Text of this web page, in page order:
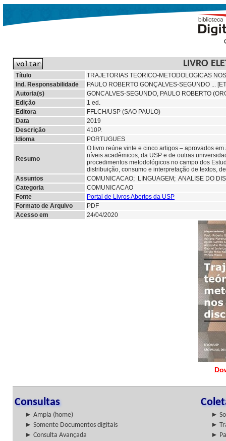
LIVRO
Título
TRAJETORIAS TEORICO-METODOLOGICAS
Ind. Responsabilidade
PAULO ROBERTO GONÇALVES-SEGUNDO ...
Autoria(s)
GONCALVES-SEGUNDO, PAULO ROBERTO
Edição
1 ed.
Editora
FFLCH/USP (SAO PAULO)
Data
2019
Descrição
410P.
Idioma
PORTUGUES
Resumo
O livro reúne vinte e cinco artigos – aprovados
níveis acadêmicos, da USP e de outras
procedimentos metodológicos no campo dos
distribuição, consumo e interpretação de textos,
Assuntos
COMUNICACAO; LINGUAGEM; ANALISE DO
Categoria
COMUNICACAO
Fonte
Portal de Livros Abertos da USP
Formato de Arquivo
PDF
Acesso em
24/04/2020
Consultas
► Ampla (home)
►
► Somente Documentos digitais
►
► Consulta Avançada
►